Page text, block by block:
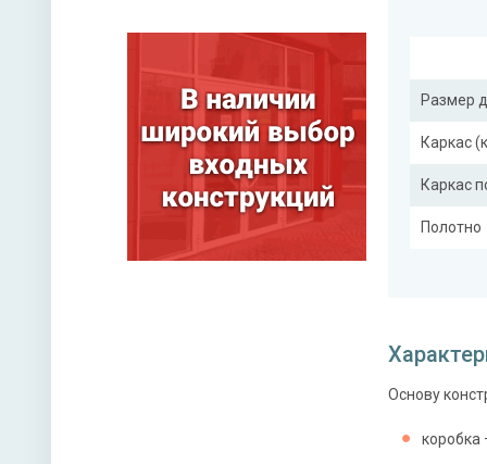
Размер
Каркас
Каркас
Полотно
Отделка
Основу
коробка